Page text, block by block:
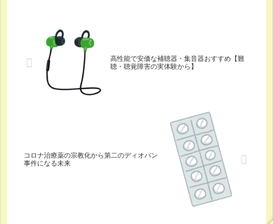
高性能で安価な補聴器・集音器おすすめ【難
聴・聴覚障害の実体験から】
コロナ治療薬の宗教化から第二のディオバン
事件になる未来